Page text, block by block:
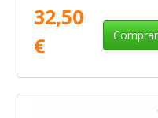
32,50
€
Comprar